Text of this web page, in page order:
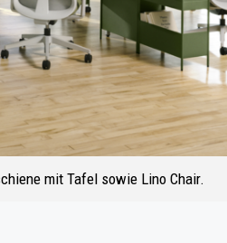
mit Tafel sowie Lino Chair.